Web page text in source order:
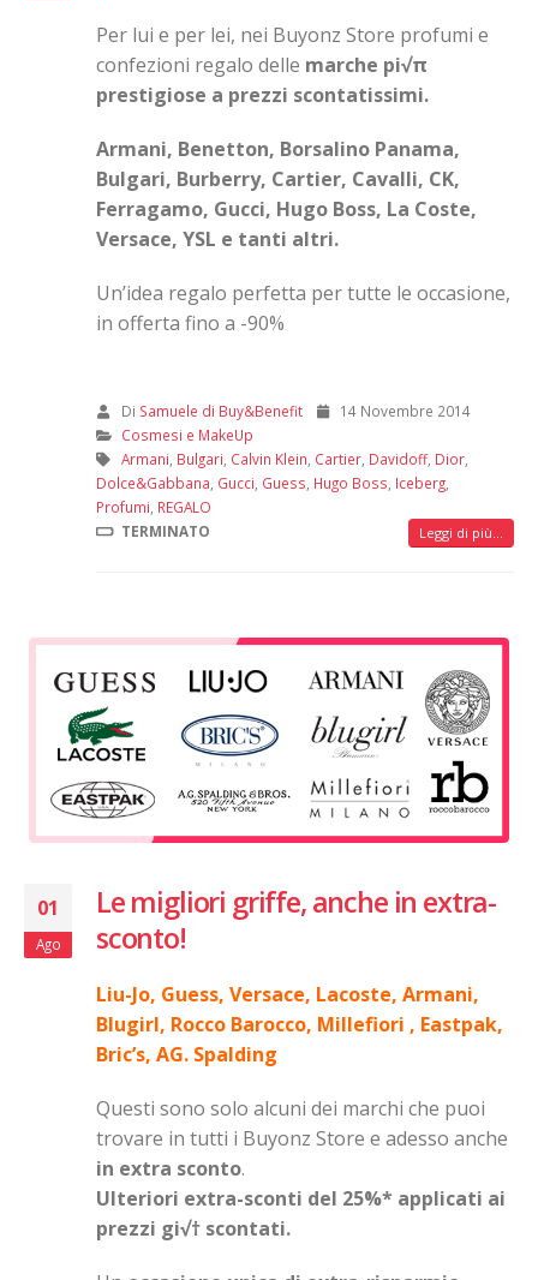
Per lui e per lei, nei Buyonz Store profumi e
confezioni regalo delle marche pi√π
prestigiose a prezzi scontatissimi.
Armani, Benetton, Borsalino Panama,
Bulgari, Burberry, Cartier, Cavalli, CK,
Ferragamo, Gucci, Hugo Boss, La Coste,
Versace, YSL e tanti altri.
Un’idea regalo perfetta per tutte le occasione,
in offerta fino a -90%
Di Samuele di Buy&Benefit
14 Novembre 2014
Cosmesi e MakeUp
Armani Bulgari Calvin Klein Cartier, Davidoff, Dior,
Dolce&Gabbana Gucci Guess Hugo Boss Iceberg
Profumi REGALO
Leggi di più...
TERMINATO
01
Ago
Le migliori griffe, anche in extra-
sconto!
Liu-Jo, Guess, Versace, Lacoste, Armani,
Blugirl, Rocco Barocco, Millefiori , Eastpak,
Bric’s, AG. Spalding
Questi sono solo alcuni dei marchi che puoi
trovare in tutti i Buyonz Store e adesso anche
in extra sconto.
Ulteriori extra-sconti del 25%* applicati ai
prezzi gi√† scontati.